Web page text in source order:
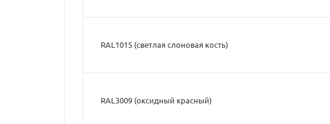
RAL1015 (светлая слоновая кость)
RAL3009 (оксидный красный)